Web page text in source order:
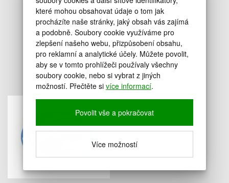
které mohou obsahovat údaje o tom jak
procházíte naše stránky, jaký obsah vás zajímá
a podobně. Soubory cookie využíváme pro
zlepšení našeho webu, přizpůsobení obsahu,
pro reklamní a analytické účely. Můžete povolit,
aby se v tomto prohlížeči používaly všechny
soubory cookie, nebo si vybrat z jiných
možností. Přečtěte si více informací.
Povolit vše a pokračovat
Více možností
Podporují nás
Spolupráce a podpora